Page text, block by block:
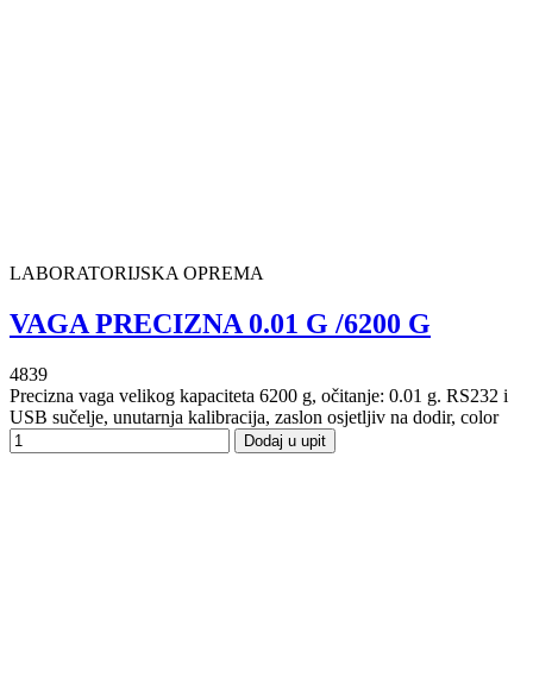
LABORATORIJSKA OPREMA
VAGA PRECIZNA 0.01 G /6200 G
4839
Precizna vaga velikog kapaciteta 6200 g, očitanje: 0.01 g. RS232 i
USB sučelje, unutarnja kalibracija, zaslon osjetljiv na dodir, color
Dodaj u upit